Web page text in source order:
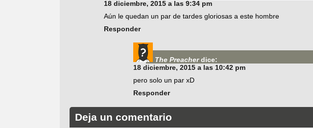
18 diciembre, 2015 a las 9:34 pm
Aún le quedan un par de tardes gloriosas a este hombre
Responder
The Preacher dice:
18 diciembre, 2015 a las 10:42 pm
pero solo un par xD
Responder
Deja un comentario